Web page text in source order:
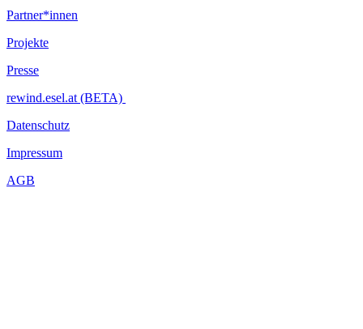
Partner*innen
Projekte
Presse
rewind.esel.at (BETA)
Datenschutz
Impressum
AGB